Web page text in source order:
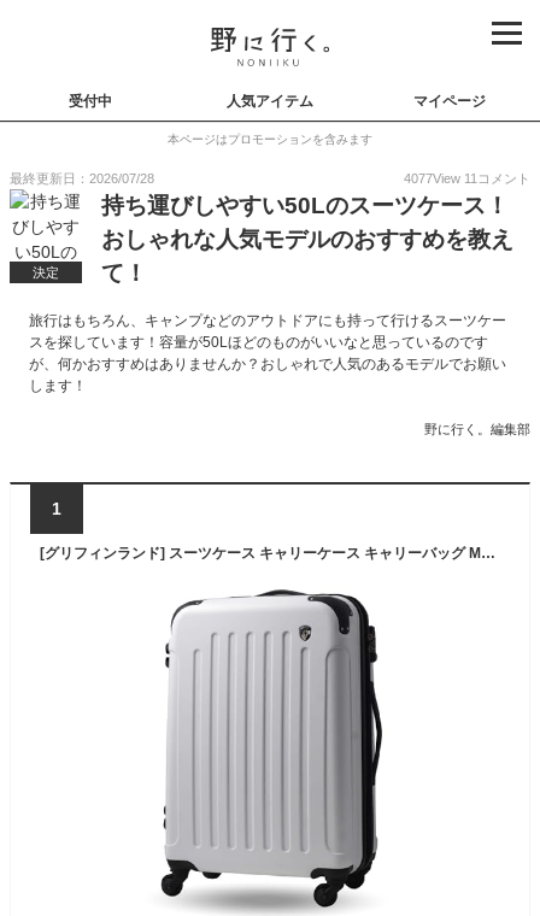
受付中 人気アイテム マイページ
本ページはプロモーションを含みます
最終更新日：2026/07/28 4077View 11 コメント
決定
持ち運びしやすい50Lのスーツケース！
おしゃれな人気モデルのおすすめを教え
て！
旅行はもちろん、キャンプなどのアウトドアにも持って行けるスーツケー
スを探しています！容量が50Lほどのものがいいなと思っているのです
が、何かおすすめはありませんか？おしゃれで人気のあるモデルでお願い
します！
野に行く。編集部
1
[グリフィンランド] スーツケース キャリーケース キャリーバッグ MSサイズ 拡張機能付きジッパータイプ 軽量 おしゃれ かわいい TSAロック レディース 女子旅 海外 FK1037-1 3～5泊 3.9kg 47.4L（拡張時59.7L） ホワイト